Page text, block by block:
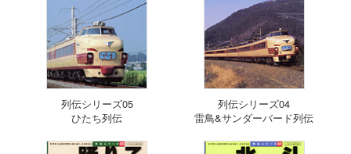
列伝シリーズ05
ひたち列伝
列伝シリーズ04
雷鳥&サンダーバード列伝